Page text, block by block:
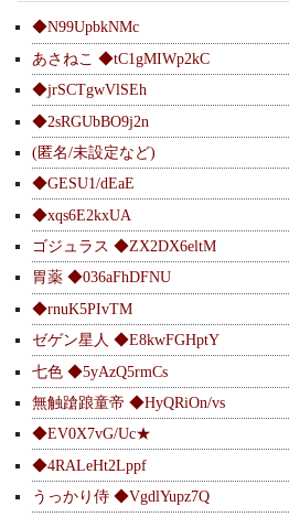
◆N99UpbkNMc
あさねこ ◆tC1gMIWp2kC
◆jrSCTgwVlSEh
◆2sRGUbBO9j2n
(匿名/未設定など)
◆GESU1/dEaE
◆xqs6E2kxUA
ゴジュラス ◆ZX2DX6eltM
胃薬 ◆036aFhDFNU
◆rnuK5PIvTM
ゼゲン星人 ◆E8kwFGHptY
七色 ◆5yAzQ5rmCs
無触蹌踉童帝 ◆HyQRiOn/vs
◆EV0X7vG/Uc★
◆4RALeHt2Lppf
うっかり侍 ◆VgdlYupz7Q